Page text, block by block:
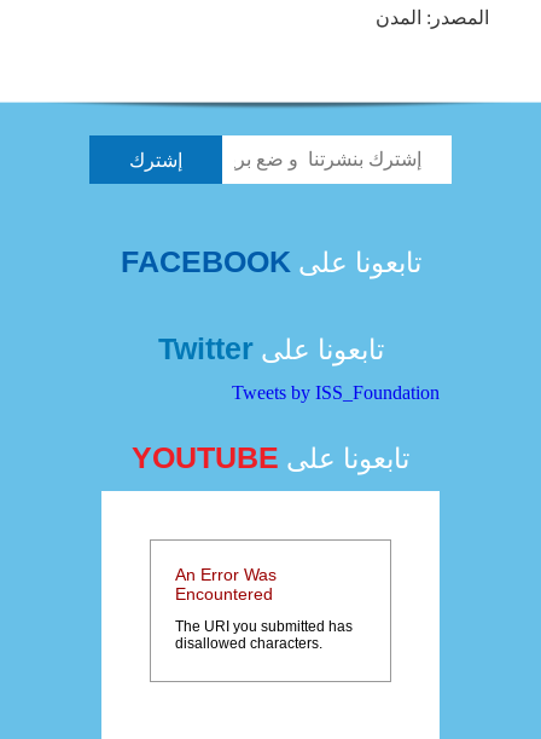
المصدر: المدن
تابعونا علىFACEBOOK
تابعونا علىTwitter
Tweets by ISS_Foundation
تابعونا على YOUTUBE